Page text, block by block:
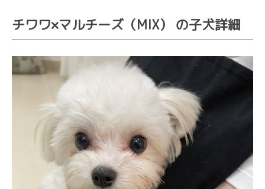
チワワ×マルチーズ（MIX） の子犬詳細